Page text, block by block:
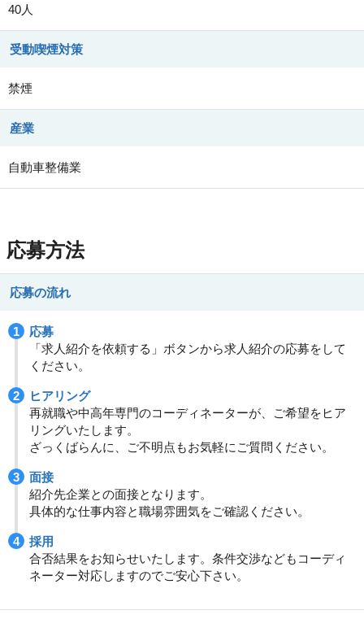
40人
受動喫煙対策
禁煙
産業
自動車整備業
応募方法
応募の流れ
応募
「求人紹介を依頼する」ボタンから求人紹介の応募をして
ください。
ヒアリング
再就職や中高年専門のコーディネーターが、ご希望をヒア
リングいたします。
ざっくばらんに、ご不明点もお気軽にご質問ください。
面接
紹介先企業との面接となります。
具体的な仕事内容と職場雰囲気をご確認ください。
採用
合否結果をお知らせいたします。条件交渉などもコーディ
ネーター対応しますのでご安心下さい。